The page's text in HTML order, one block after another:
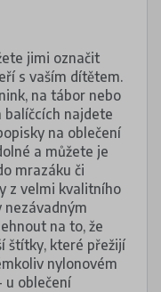
jimi označit
s vaším dítětem.
na tábor nebo
balíčcích najdete
na oblečení
a můžete je
mrazáku či
z velmi kvalitního
na to, že
štítky, které přežijí
nylonovém
u oblečení